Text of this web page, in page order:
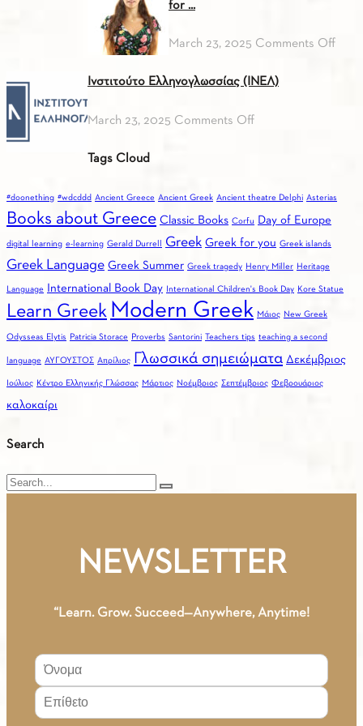
for ...
March 23, 2025 Comments Offon
Ινστιτούτο Ελληνογλωσσίας (ΙΝΕΛ)
March 23, 2025 Comments Offon
Tags Cloud
#doonething #wdcddd Ancient Greece Ancient Greek Ancient theatre Delphi Asterias
Books about Greece Classic Books Corfu Day of Europe
digital learning e-learning Gerald Durrell Greek Greek for you Greek islands
Greek Language Greek Summer Greek tragedy Henry Miller Heritage
Language International Book Day International Children's Book Day Kore Statue
Learn Greek Modern Greek Mάιος New Greek
Odysseas Elytis Patricia Storace Proverbs Santorini Teachers tips teaching a second
language ΑΥΓΟΥΣΤΟΣ Απρίλιος Γλωσσικά σημειώματα Δεκέμβριος
Ιούλιος Κέντρο Ελληνικής Γλώσσας Μάρτιος Νοέμβριος Σεπτέμβριος Φεβρουάριος
καλοκαίρι
Search
Search
NEWSLETTER
“Learn. Grow. Succeed—Anywhere, Anytime!